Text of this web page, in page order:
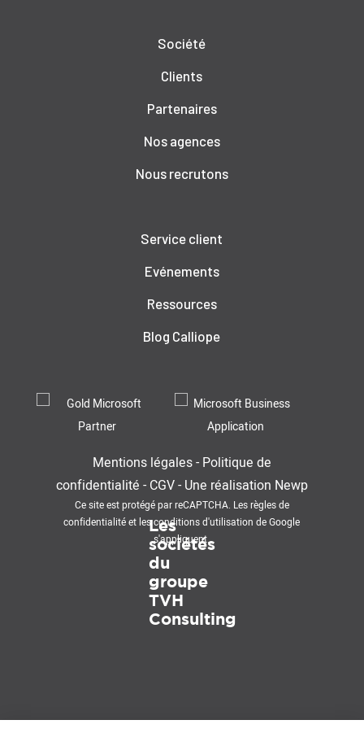
Société
Clients
Partenaires
Nos agences
Nous recrutons
Service client
Evénements
Ressources
Blog Calliope
Mentions légales- Politique de
confidentialité - CGV-Une réalisation Newp
Ce site est protégé par reCAPTCHA. Lesrègles de
confidentialitéet lesconditions d'utilisation de Google
s'appliquent.
Les
sociétés
du
groupe
TVH
Consulting